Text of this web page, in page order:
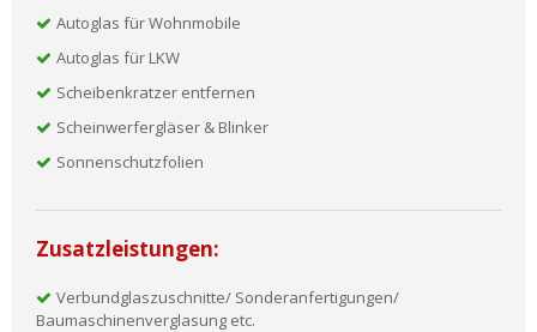
Autoglas für Wohnmobile
Autoglas für LKW
Scheibenkratzer entfernen
Scheinwerfergläser & Blinker
Sonnenschutzfolien
Zusatzleistungen:
Verbundglaszuschnitte/ Sonderanfertigungen/
Baumaschinenverglasung etc.